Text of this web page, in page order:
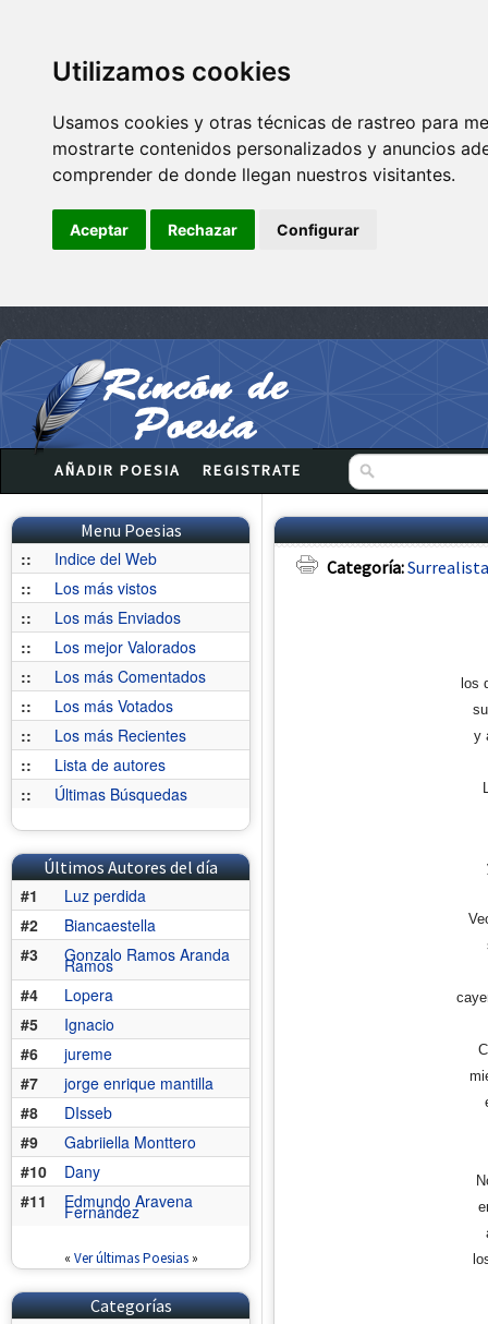
Utilizamos cookies
Usamos cookies y otras técnicas de rastreo para
mostrarte contenidos personalizados y anuncios
comprender de donde llegan nuestros visitantes.
Aceptar Rechazar Configurar
AÑADIR POESIA REGISTRATE
Menu Poesias
::
Indice del Web
::
Los más vistos
::
Los más Enviados
::
Los mejor Valorados
::
Los más Comentados
::
Los más Votados
::
Los más Recientes
::
Lista de autores
::
Últimas Búsquedas
Últimos Autores del día
#1
Luz perdida
#2
Biancaestella
#3
Gonzalo Ramos Aranda
Ramos
#4
Lopera
#5
Ignacio
#6
jureme
#7
jorge enrique mantilla
#8
DIsseb
#9
Gabriiella Monttero
#10
Dany
#11
Edmundo Aravena
Fernández
« Ver últimas Poesias»
Categorías
Categoría:
los
y